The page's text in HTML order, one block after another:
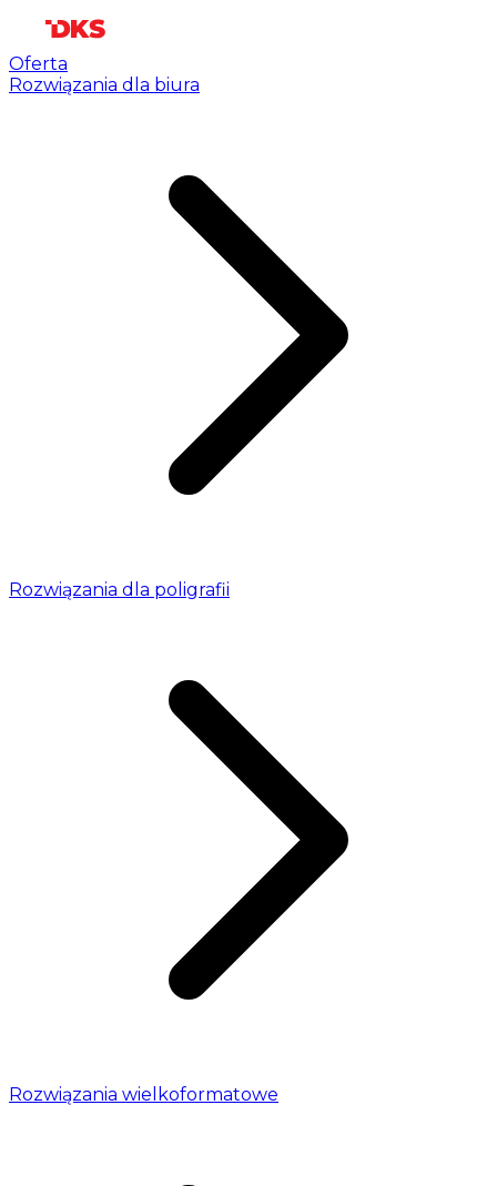
Oferta
Rozwiązania dla biura
Rozwiązania dla poligrafii
Rozwiązania wielkoformatowe